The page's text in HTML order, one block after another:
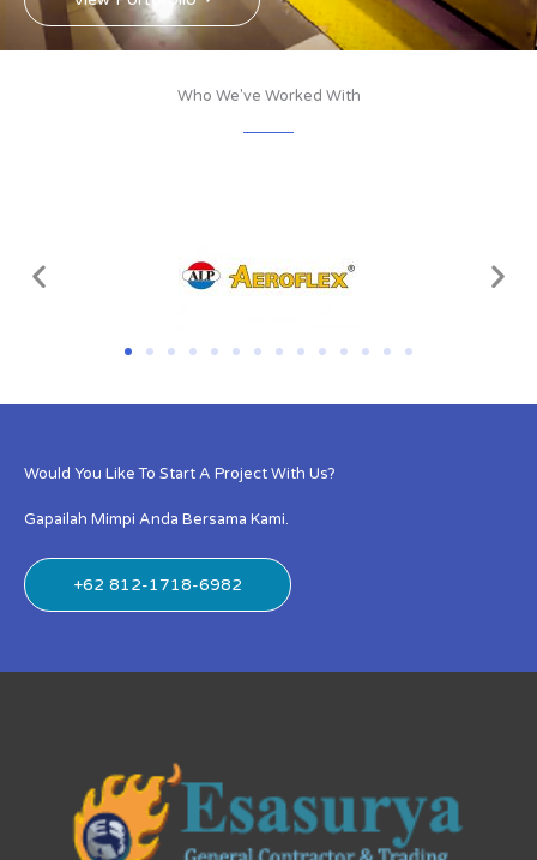
Who We've Worked With
Would You Like To Start A Project With Us?
Gapailah Mimpi Anda Bersama Kami.
+62 812-1718-6982